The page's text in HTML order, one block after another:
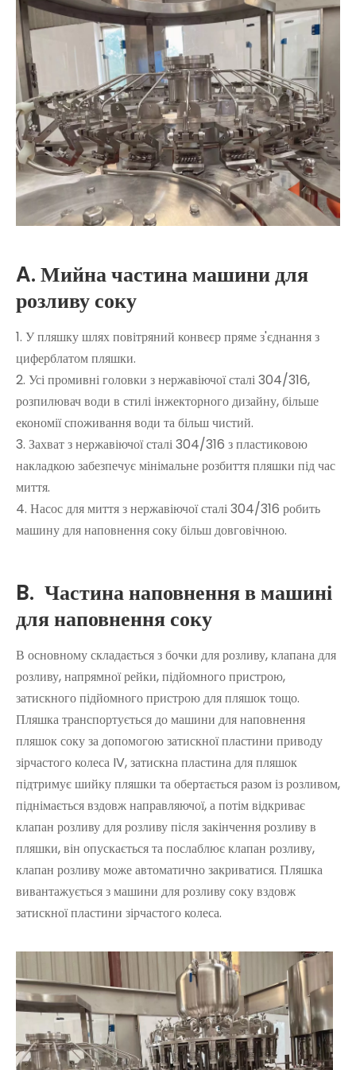
A. Мийна частина машини для
розливу соку
1. У пляшку шлях повітряний конвеєр пряме з'єднання з
циферблатом пляшки.
2. Усі промивні головки з нержавіючої сталі 304/316,
розпилювач води в стилі інжекторного дизайну, більше
економії споживання води та більш чистий.
3. Захват з нержавіючої сталі 304/316 з пластиковою
накладкою забезпечує мінімальне розбиття пляшки під час
миття.
4. Насос для миття з нержавіючої сталі 304/316 робить
машину для наповнення соку більш довговічною.
B. Частина наповнення в машині
для наповнення соку
В основному складається з бочки для розливу, клапана для
розливу, напрямної рейки, підйомного пристрою,
затискного підйомного пристрою для пляшок тощо.
Пляшка транспортується до машини для наповнення
пляшок соку за допомогою затискної пластини приводу
зірчастого колеса IV, затискна пластина для пляшок
підтримує шийку пляшки та обертається разом із розливом,
піднімається вздовж направляючої, а потім відкриває
клапан розливу для розливу після закінчення розливу в
пляшки, він опускається та послаблює клапан розливу,
клапан розливу може автоматично закриватися. Пляшка
вивантажується з машини для розливу соку вздовж
затискної пластини зірчастого колеса.